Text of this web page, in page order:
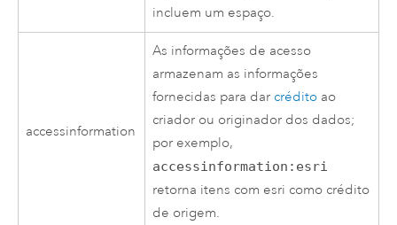
incluem um espaço.
accessinformation
As informações de acesso
armazenam as informações
fornecidas para dar crédito ao
criador ou originador dos dados;
por exemplo,
accessinformation:esri
retorna itens com esri como crédito
de origem.